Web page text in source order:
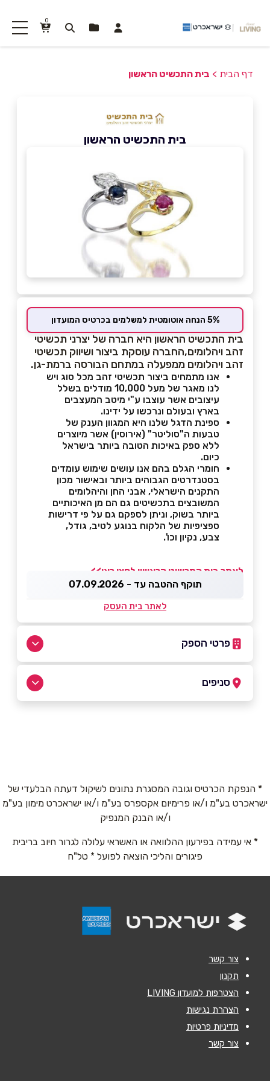
0
דף הבית > בית התכשיט הראשון
בית התכשיט הראשון
5% הנחה אוטומטית למשלמים בכרטיס המועדון
בית התכשיט הראשון היא חברה של יצרני תכשיטי
זהב ויהלומים,החברה עוסקת ביצור ושיווק תכשיטי
זהב ויהלומים ממפעלה במתחם הבורסה ברמת-גן.
אנו מתמחים ביצור תכשיטי זהב מכל סוג ויש
לנו מאגר של מעל 10,000 מודלים בשלל
עיצובים אשר עוצבו ע"י מיטב המעצבים
בארץ ובעולם ונרכשו על ידינו.
ספינת הדגל שלנו היא המגוון הענק של
טבעות ה"סוליטר" (אירוסין) אשר מיוצרים
ללא ספק באיכות הטובה ביותר בישראל
כיום.
חומרי הגלם בהם אנו עושים שימוש עומדים
בסטנדרטים הגבוהים ביותר ובאישור מכון
התקנים הישראלי, אבני החן והיהלומים
המשובצים בתכשיטים גם הם מן האיכותיים
ביותר בשוק, וניתן לספקם גם על פי דרישות
ספציפיות של הלקוח בנוגע לטיב, גודל,
צבע, נקיון וכו'.
לאתר בית התכשיט הראשון לחצו כאן>>
תוקף ההטבה עד - 07.09.2026
לאתר בית העסק
פרטי הספק
באתר
טלפון*
אימייל*
סניפים
* הנפקת הכרטיס וגובה המסגרת נתונים לשיקול דעתה הבלעדי של
ישראכרט בע"מ ו/או פרימיום אקספרס בע"מ ו/או ישראכרט מימון בע"מ
ו/או הבנק המנפיק
* אי עמידה בפירעון ההלוואה או האשראי עלולה לגרור חיוב בריבית
פיגורים והליכי הוצאה לפועל * טל"ח
צור קשר
תקנון
הצטרפות למועדון LIVING
הצהרת נגישות
מדיניות פרטיות
צור קשר